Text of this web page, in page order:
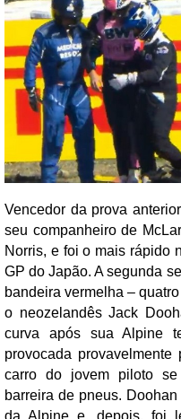
Vencedor da prova
seu companheiro de
Norris, e foi o mais rápido
GP do Japão. A segunda
bandeira vermelha –
o neozelandês Jack
curva após sua Alpine
provocada
carro do jovem piloto se
barreira de pneus.